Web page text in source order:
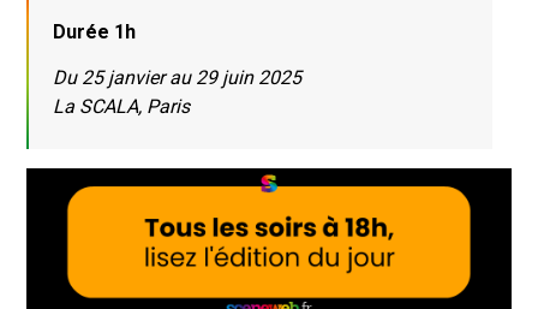
Durée 1h
Du 25 janvier au 29 juin 2025
La SCALA, Paris